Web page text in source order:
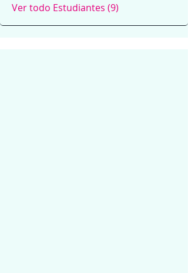
Ver todo Estudiantes (9)